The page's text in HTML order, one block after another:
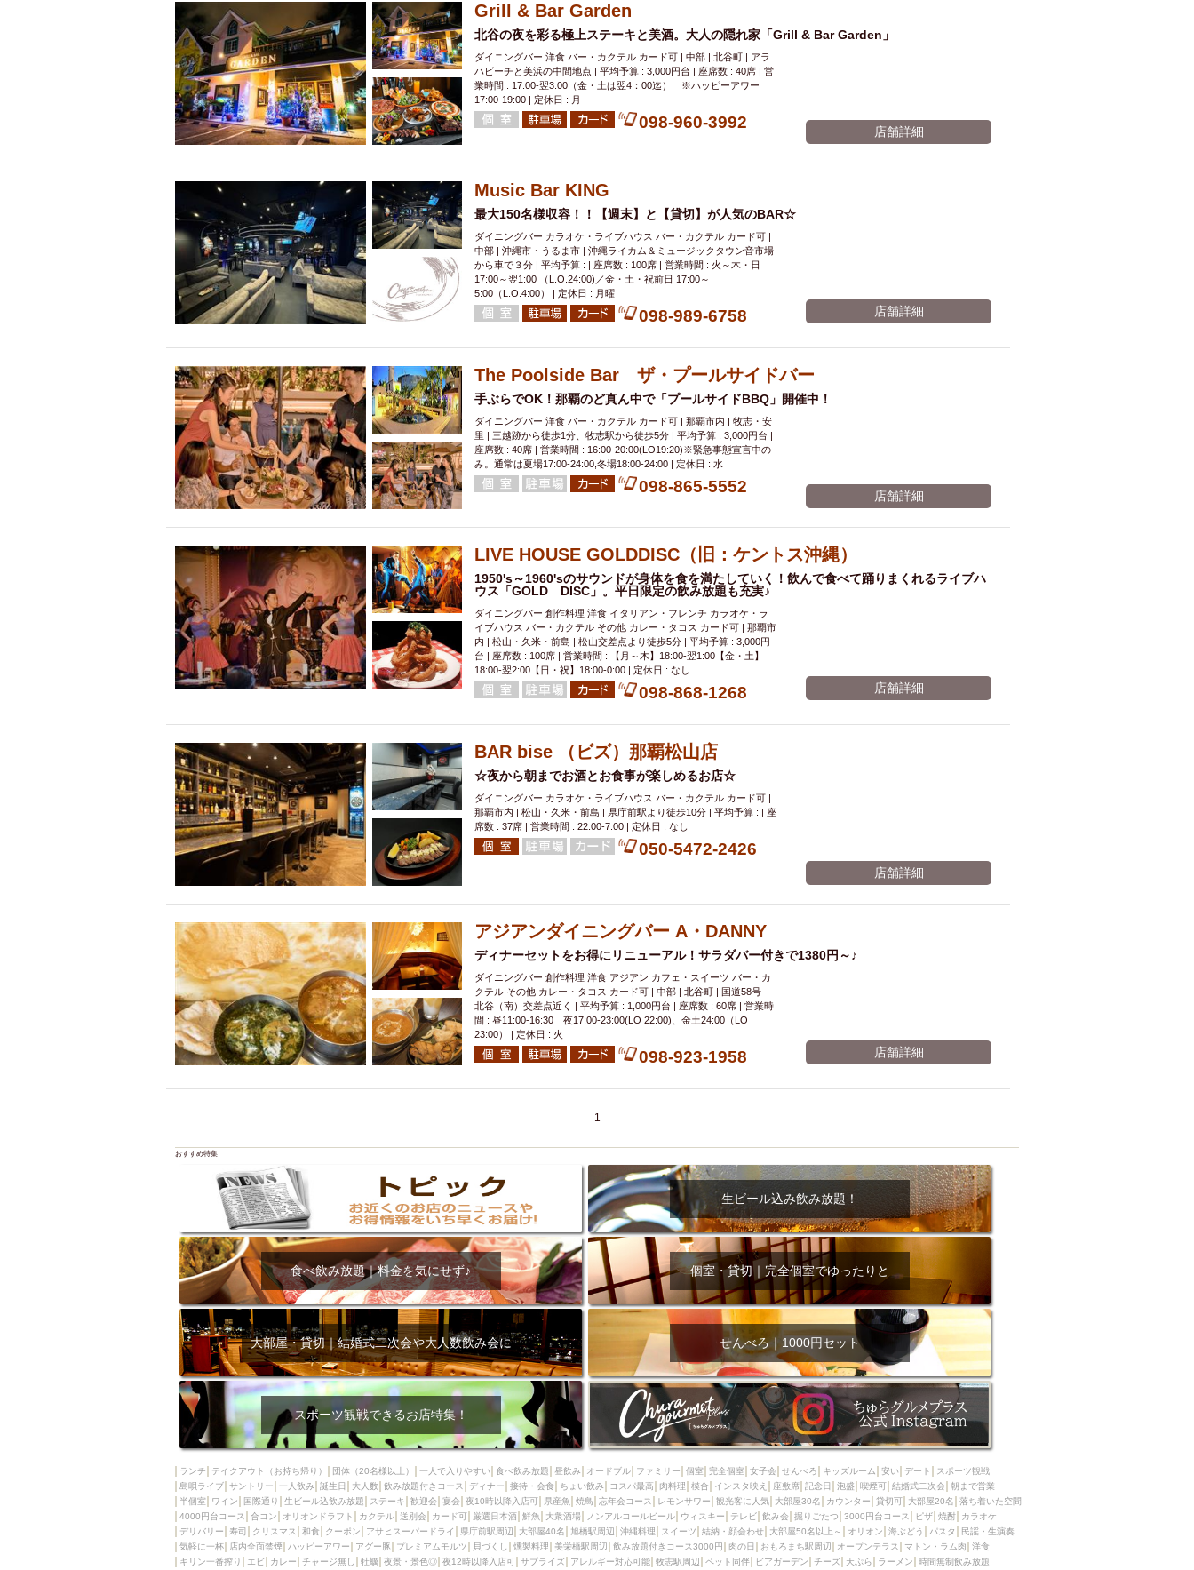
Grill & Bar Garden
北谷の夜を彩る極上ステーキと美酒。大人の隠れ家「Grill & Bar Garden」
ダイニングバー 洋食 バー・カクテル カード可 | 中部 | 北谷町 | アラ
ハビーチと美浜の中間地点 | 平均予算 : 3,000円台 | 座席数 : 40席 | 営
業時間 : 17:00-翌3:00（金・土は翌4：00迄） ※ハッピーアワー
17:00-19:00 | 定休日 : 月
098-960-3992 店舗詳細
Music Bar KING
最大150名様収容！！【週末】と【貸切】が人気のBAR☆
ダイニングバー カラオケ・ライブハウス バー・カクテル カード可 |
中部 | 沖縄市・うるま市 | 沖縄ライカム＆ミュージックタウン音市場
から車で３分 | 平均予算 : | 座席数 : 100席 | 営業時間 : 火～木・日
17:00～翌1:00 （L.O.24:00)／金・土・祝前日 17:00～
5:00（L.O.4:00） | 定休日 : 月曜
098-989-6758 店舗詳細
The Poolside Bar ザ・プールサイドバー
手ぶらでOK！那覇のど真ん中で「プールサイドBBQ」開催中！
ダイニングバー 洋食 バー・カクテル カード可 | 那覇市内 | 牧志・安
里 | 三越跡から徒歩1分、牧志駅から徒歩5分 | 平均予算 : 3,000円台 |
座席数 : 40席 | 営業時間 : 16:00-20:00(LO19:20)※緊急事態宣言中の
み。通常は夏場17:00-24:00,冬場18:00-24:00 | 定休日 : 水
098-865-5552 店舗詳細
LIVE HOUSE GOLDDISC（旧：ケントス沖縄）
1950's～1960'sのサウンドが身体を食を満たしていく！飲んで食べて踊りまくれるライブハ
ウス「GOLD DISC」。平日限定の飲み放題も充実♪
ダイニングバー 創作料理 洋食 イタリアン・フレンチ カラオケ・ラ
イブハウス バー・カクテル その他 カレー・タコス カード可 | 那覇市
内 | 松山・久米・前島 | 松山交差点より徒歩5分 | 平均予算 : 3,000円
台 | 座席数 : 100席 | 営業時間 : 【月～木】18:00-翌1:00【金・土】
18:00-翌2:00【日・祝】18:00-0:00 | 定休日 : なし
098-868-1268 店舗詳細
BAR bise （ビズ）那覇松山店
☆夜から朝までお酒とお食事が楽しめるお店☆
ダイニングバー カラオケ・ライブハウス バー・カクテル カード可 |
那覇市内 | 松山・久米・前島 | 県庁前駅より徒歩10分 | 平均予算 : | 座
席数 : 37席 | 営業時間 : 22:00-7:00 | 定休日 : なし
050-5472-2426
店舗詳細
アジアンダイニングバー A・DANNY
ディナーセットをお得にリニューアル！サラダバー付きで1380円～♪
ダイニングバー 創作料理 洋食 アジアン カフェ・スイーツ バー・カ
クテル その他 カレー・タコス カード可 | 中部 | 北谷町 | 国道58号
北谷（南）交差点近く | 平均予算 : 1,000円台 | 座席数 : 60席 | 営業時
間 : 昼11:00-16:30 夜17:00‐23:00(LO 22:00)、金土24:00（LO
23:00） | 定休日 : 火
098-923-1958 店舗詳細
1
おすすめ特集
生ビール込み飲み放題！
食べ飲み放題｜料金を気にせず♪ 個室・貸切｜完全個室でゆったりと
大部屋・貸切｜結婚式二次会や大人数飲み会に せんべろ｜1000円セット
スポーツ観戦できるお店特集！
ランチ テイクアウト（お持ち帰り） 団体（20名様以上） 一人で入りやすい 食べ飲み放題 昼飲み オードブル ファミリー 個室 完全個室 女子会 せんべろ キッズルーム 安い デート
スポーツ観戦
島唄ライブ サントリー 一人飲み 誕生日 大人数 飲み放題付きコース ディナー 接待・会食 ちょい飲み コスパ最高 肉料理 模合 インスタ映え 座敷席 記念日 泡盛 喫煙可 結婚式二次会 朝まで営業
半個室
ワイン 国際通り 生ビール込飲み放題 ステーキ 歓迎会 宴会 夜10時以降入店可 県産魚 焼鳥 忘年会コース レモンサワー 観光客に人気 大部屋30名 カウンター 貸切可 大部屋20名
落ち着いた空間
4000円台コース
合コン オリオンドラフト カクテル 送別会 カード可 厳選日本酒 鮮魚 大衆酒場 ノンアルコールビール ウィスキー テレビ 飲み会 掘りごたつ 3000円台コース ピザ 焼酎
カラオケ
デリバリー
寿司 クリスマス 和食 クーポン アサヒスーパードライ 県庁前駅周辺 大部屋40名 旭橋駅周辺 沖縄料理 スイーツ 結納・顔会わせ 大部屋50名以上～ オリオン 海ぶどう パスタ
民謡・生演奏
気軽に一杯
店内全面禁煙 ハッピーアワー アグー豚 プレミアムモルツ 貝づくし 燻製料理 美栄橋駅周辺 飲み放題付きコース3000円 肉の日 おもろまち駅周辺 オープンテラス マトン・ラム肉
洋食
キリン一番搾り
エビ カレー チャージ無し 牡蠣 夜景・景色◎ 夜12時以降入店可 サプライズ アレルギー対応可能 牧志駅周辺 ペット同伴 ビアガーデン チーズ 天ぷら ラーメン 時間無制飲み放題